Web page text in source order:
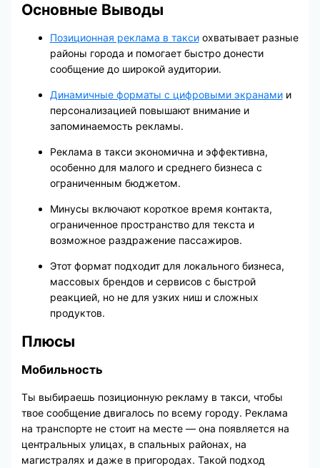
Основные Выводы
Позиционная реклама в таксиохватывает разные
районы города и помогает быстро донести
сообщение до широкой аудитории.
Динамичные форматы с цифровыми экранамии
персонализацией повышают внимание и
запоминаемость рекламы.
Реклама в такси экономична и эффективна,
особенно для малого и среднего бизнеса с
ограниченным бюджетом.
Минусы включают короткое время контакта,
ограниченное пространство для текста и
возможное раздражение пассажиров.
Этот формат подходит для локального бизнеса,
массовых брендов и сервисов с быстрой
реакцией, но не для узких ниш и сложных
продуктов.
Плюсы
Мобильность
Ты выбираешь позиционную рекламу в такси, чтобы
твое сообщение двигалось по всему городу. Реклама
на транспорте не стоит на месте — она появляется на
центральных улицах, в спальных районах, на
магистралях и даже в пригородах. Такой подход